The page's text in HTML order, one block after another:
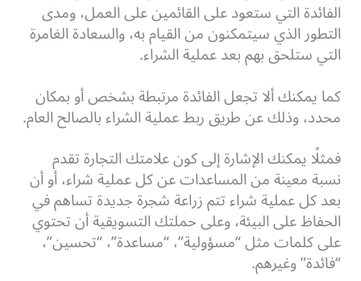
الفائدة التي ستعود على القائمين على العمل، ومدى
التطور الذي سيتمكنون من القيام به، والسعادة الغامرة
التي ستلحق بهم بعد عملية الشراء.
كما يمكنك ألا تجعل الفائدة مرتبطة بشخص أو بمكان
محدد،وذلك عن طريق ربط عملية الشراء بالصالح العام.
فمثلًا يمكنك الإشارة إلى كون علامتك التجارة تقدم
نسبة معينة من المساعدات عن كل عملية شراء، أو أن
بعد كل عملية شراء تتم زراعة شجرة جديدة تساهم في
الحفاظ على البيئة، وعلى حملتك التسويقية أن تحتوي
على كلمات مثل “مسؤولية”، “مساعدة”، “تحسين”،
“فائدة” وغيرهم.